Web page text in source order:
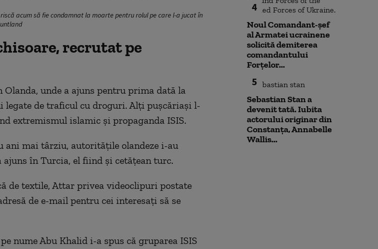
acum să fie condamnat la moarte pentru rolul pe care l-a jucat în
recrutat pe
Olanda, unde a ajuns pentru prima dată la
de traficul cu droguri. Alți pușcăriași l-
extremismul islamic și propaganda ISIS.
ani mai târziu, autoritățile olandeze i-au
în Turcia, el fiind și cetățean turc.
de textile, Attar privea videoclipuri postate
de e-mail pentru cei interesați să se
nume Abu Khalid i-a spus că gruparea ISIS
4
Noul Comandant-șef
al Armatei ucrainene
solicită demiterea
comandantului
Forțelor...
5
Sebastian Stan a
devenit tată. Iubita
actorului originar din
Constanța, Annabelle
Wallis...